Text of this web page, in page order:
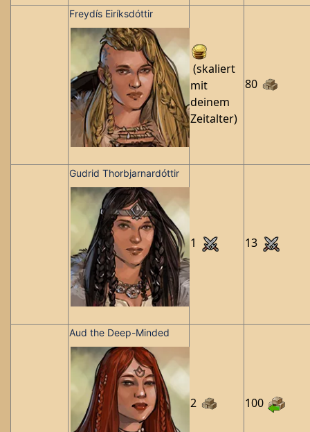
Freydís Eiríksdóttir
(skaliert
mit
deinem
Zeitalter)
80
Gudrid Thorbjarnardóttir
1 13
Aud the Deep-Minded
2 100